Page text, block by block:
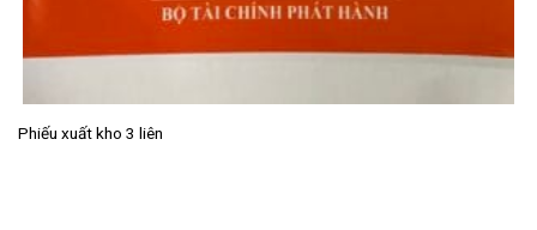
Phiếu xuất kho 3 liên